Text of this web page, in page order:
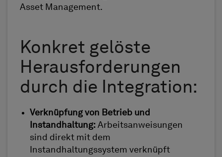
Asset Management.
Konkret gelöste
Herausforderungen
durch die Integration:
Verknüpfung von Betrieb und
Instandhaltung: Arbeitsanweisungen
sind direkt mit dem
Instandhaltungssystem verknüpft